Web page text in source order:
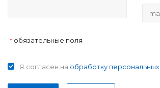
* обязательные поля
Я согласен на обработку